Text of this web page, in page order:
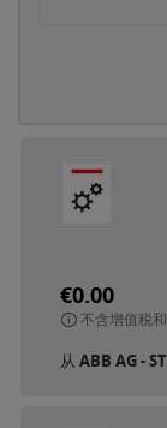
€0.00
不含增值税
从 ABB AG -